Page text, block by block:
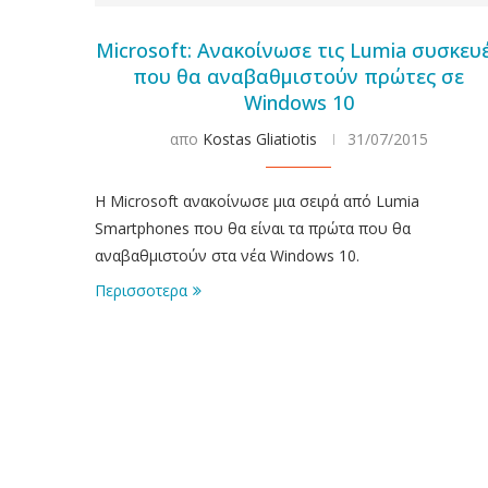
Microsoft: Ανακοίνωσε τις Lumia
που θα αναβαθμιστούν πρώτες σε
Windows 10
απο Kostas Gliatiotis 31/07/2015
Η Microsoft ανακοίνωσε μια σειρά από Lumia
Smartphones που θα είναι τα πρώτα που θα
αναβαθμιστούν στα νέα Windows 10.
Περισσοτερα